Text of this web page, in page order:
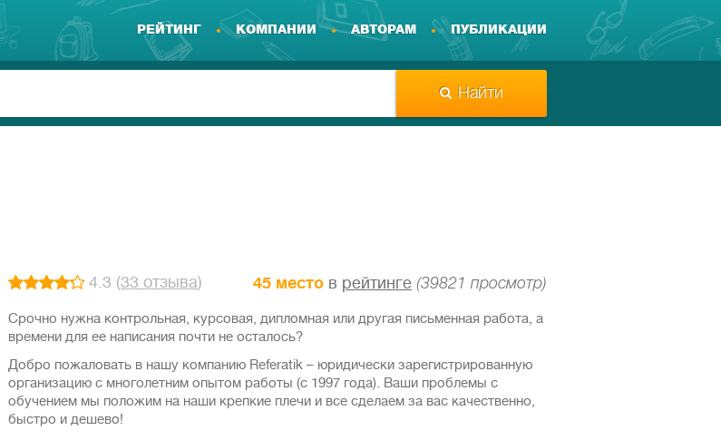
РЕЙТИНГ КОМПАНИИ АВТОРАМ ПУБЛИКАЦИИ
Найти
4.3 (33 отзыва) 45 место в рейтинге (39821 просмотр)
Срочно нужна контрольная, курсовая, дипломная или другая письменная работа, а
времени для ее написания почти не осталось?
Добро пожаловать в нашу компанию Referatik – юридически зарегистрированную
организацию с многолетним опытом работы (с 1997 года). Ваши проблемы с
обучением мы положим на наши крепкие плечи и все сделаем за вас качественно,
быстро и дешево!